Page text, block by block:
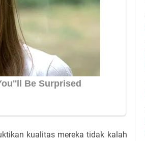
kualitas mereka tidak kalah